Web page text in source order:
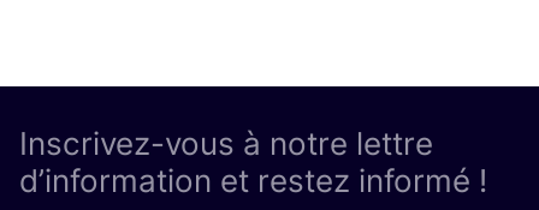
Inscrivez-vous à notre lettre
d’information et restez informé !